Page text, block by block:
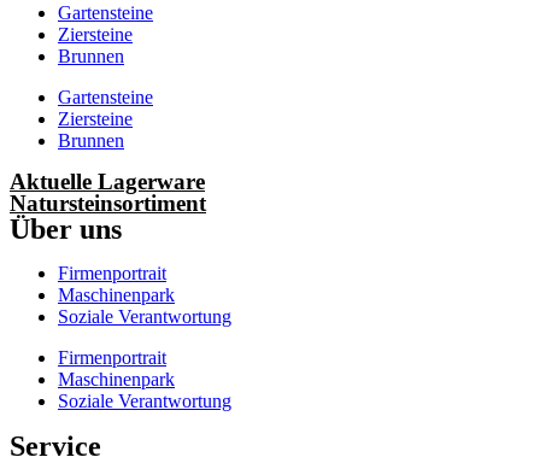
Gartensteine
Ziersteine
Brunnen
Gartensteine
Ziersteine
Brunnen
Aktuelle Lagerware
Natursteinsortiment
Über uns
Firmenportrait
Maschinenpark
Soziale Verantwortung
Firmenportrait
Maschinenpark
Soziale Verantwortung
Service